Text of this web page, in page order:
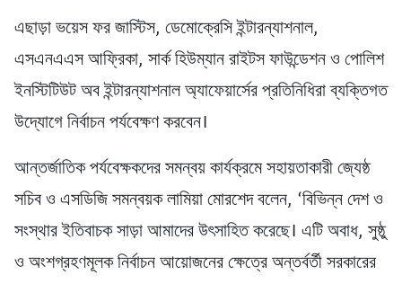
এছাড়া ভয়েস ফর জাস্টিস, ডেমোক্রেসি ইন্টারন্যাশনাল,
এসএনএএস আফ্রিকা, সার্ক হিউম্যান রাইটস ফাউন্ডেশন ও পোলিশ
ইনস্টিটিউট অব ইন্টারন্যাশনাল অ্যাফেয়ার্সের প্রতিনিধিরা ব্যক্তিগত
উদ্যোগে নির্বাচন পর্যবেক্ষণ করবেন।
আন্তর্জাতিক পর্যবেক্ষকদের সমন্বয় কার্যক্রমে সহায়তাকারী জ্যেষ্ঠ
সচিব ও এসডিজি সমন্বয়ক লামিয়া মোরশেদ বলেন, ‘বিভিন্ন দেশ ও
সংস্থার ইতিবাচক সাড়া আমাদের উৎসাহিত করেছে। এটি অবাধ, সুষ্ঠু
ও অংশগ্রহণমূলক নির্বাচন আয়োজনের ক্ষেত্রে অন্তর্বর্তী সরকারের